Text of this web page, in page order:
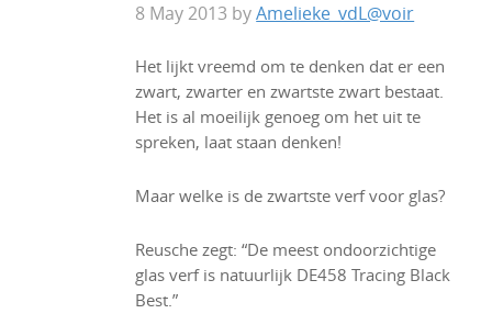
8 May 2013 byAmelieke_vdL@voir
Het lijkt vreemd om te denken dat er een
zwart, zwarter en zwartste zwart bestaat.
Het is al moeilijk genoeg om het uit te
spreken, laat staan denken!
Maar welke is de zwartste verf voor glas?
Reusche zegt: “De meest ondoorzichtige
glas verf is natuurlijk DE458 Tracing Black
Best.”